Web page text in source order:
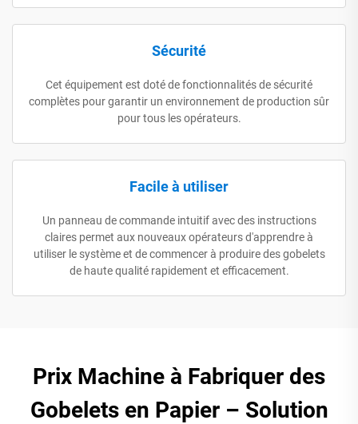
Sécurité
Cet équipement est doté de fonctionnalités de sécurité
complètes pour garantir un environnement de production sûr
pour tous les opérateurs.
Facile à utiliser
Un panneau de commande intuitif avec des instructions
claires permet aux nouveaux opérateurs d'apprendre à
utiliser le système et de commencer à produire des gobelets
de haute qualité rapidement et efficacement.
Prix Machine à Fabriquer des
Gobelets en Papier – Solution